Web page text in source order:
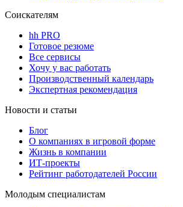
Соискателям
hh PRO
Готовое резюме
Все сервисы
Хочу у вас работать
Производственный календарь
Экспертная рекомендация
Новости и статьи
Блог
О компаниях в игровой форме
Жизнь в компании
ИТ-проекты
Рейтинг работодателей России
Молодым специалистам